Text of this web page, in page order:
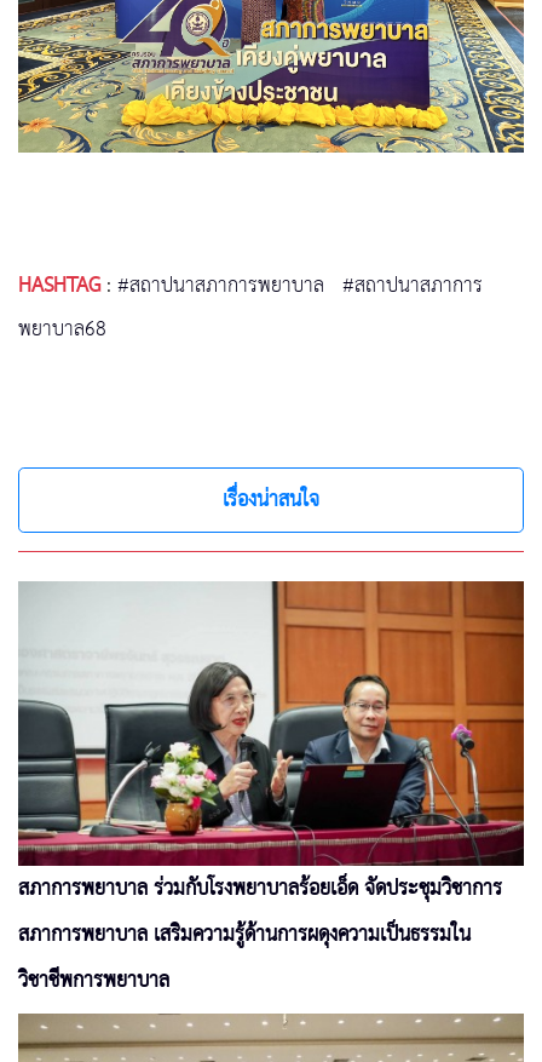
HASHTAG:#สถาปนาสภาการพยาบาล #สถาปนาสภาการ
พยาบาล68
เรื่องน่าสนใจ
สภาการพยาบาล ร่วมกับโรงพยาบาลร้อยเอ็ด จัดประชุมวิชาการ
สภาการพยาบาล เสริมความรู้ด้านการผดุงความเป็นธรรมใน
วิชาชีพการพยาบาล